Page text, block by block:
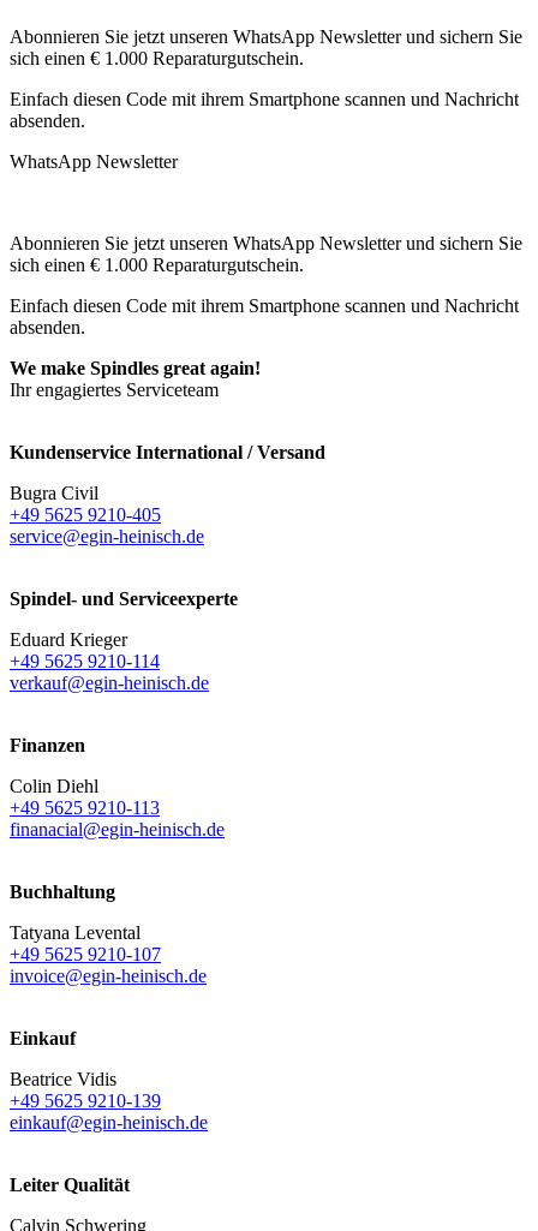
Abonnieren Sie jetzt unseren WhatsApp Newsletter und sichern Sie
sich einen € 1.000 Reparaturgutschein.
Einfach diesen Code mit ihrem Smartphone scannen und Nachricht
absenden.
WhatsApp Newsletter
Abonnieren Sie jetzt unseren WhatsApp Newsletter und sichern Sie
sich einen € 1.000 Reparaturgutschein.
Einfach diesen Code mit ihrem Smartphone scannen und Nachricht
absenden.
We make Spindles great again!
Ihr engagiertes Serviceteam
Kundenservice International / Versand
Bugra Civil
+49 5625 9210-405
service@egin-heinisch.de
Spindel- und Serviceexperte
Eduard Krieger
+49 5625 9210-114
verkauf@egin-heinisch.de
Finanzen
Colin Diehl
+49 5625 9210-113
finanacial@egin-heinisch.de
Buchhaltung
Tatyana Levental
+49 5625 9210-107
invoice@egin-heinisch.de
Einkauf
Beatrice Vidis
+49 5625 9210-139
einkauf@egin-heinisch.de
Leiter Qualität
Calvin Schwering